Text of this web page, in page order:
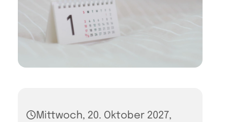
Mittwoch, 20. Oktober 2027,